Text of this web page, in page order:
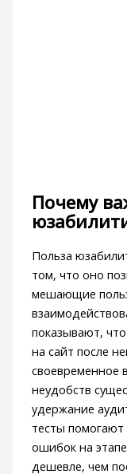
Почему
Польза
том, что оно
мешающие
показывают,
на сайт после
своевременное
неудобств
удержание
тесты помогают
ошибок на
дешевле, чем